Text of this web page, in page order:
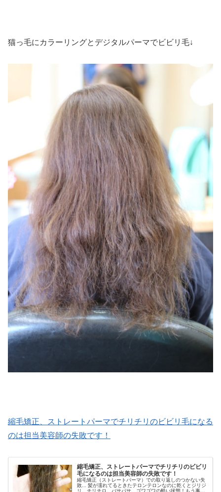
猫っ毛にカラーリングとデジタルパーマでビビリ毛↓
縮毛矯正、ストレートパーマでチリチリのビビリ毛になる
のは担当美容師の失敗です！
縮毛矯正、ストレートパーマでチリチリのビビリ
毛になるのは担当美容師の失敗です！
縮毛矯正（ストレートパーマ）での取り返しのつかない失
敗... 髪が濡れてるときたテロンテロンなのに乾くとジリジ
リ、チリチロ、バサバサ、ゴワゴワの酷い状態！もう事故